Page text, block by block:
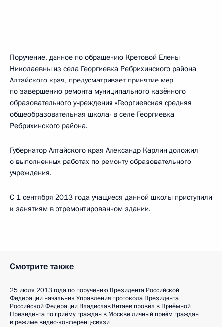
Поручение, данное по обращению Кретовой Елены
Николаевны из села Георгиевка Ребрихинского района
Алтайского края, предусматривает принятие мер
по завершению ремонта муниципального казённого
образовательного учреждения «Георгиевская средняя
общеобразовательная школа» в селе Георгиевка
Ребрихинского района.
Губернатор Алтайского края Александр Карлин доложил
о выполненных работах по ремонту образовательного
учреждения.
С 1 сентября 2013 года учащиеся данной школы приступили
к занятиям в отремонтированном здании.
Смотрите также
25 июля 2013 года по поручению Президента Российской
Федерации начальник Управления протокола Президента
Российской Федерации Владислав Китаев провёл в Приёмной
Президента по приёму граждан в Москве личный приём граждан
в режиме видео-конференц-связи